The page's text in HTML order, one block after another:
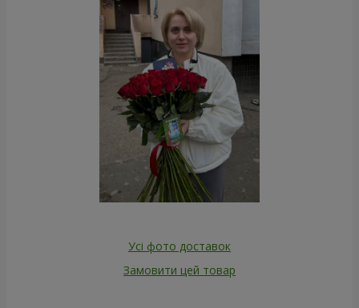
Усі фото доставок
Замовити цей товар